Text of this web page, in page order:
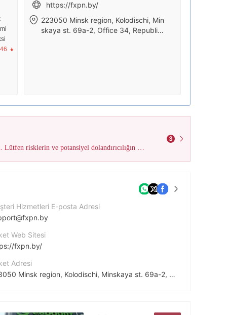
https://fxpn.by/
223050 Minsk region, Kolodischi, Min
skaya st. 69a-2, Office 34, Republic
Bu brokerin olumsuz saha araştırması incelemelerinin sayısı 3'a ulaştı. Lütfen risklerin ve potansiyel dolandırıcılığın farkında olun!
3
Hizmetleri E-posta Adresi
Web Sitesi
fxpn.by/
Adresi
223050 Minsk region, Kolodischi, Minskaya st. 69a-2, Office 34, Republic of Belarus.